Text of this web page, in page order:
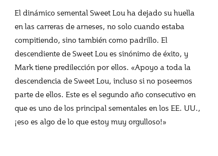
El dinámico semental Sweet Lou ha dejado su huella
en las carreras de arneses, no solo cuando estaba
compitiendo, sino también como padrillo. El
descendiente de Sweet Lou es sinónimo de éxito, y
Mark tiene predilección por ellos. «Apoyo a toda la
descendencia de Sweet Lou, incluso si no poseemos
parte de ellos. Este es el segundo año consecutivo en
que es uno de los principal sementales en los EE. UU.,
¡eso es algo de lo que estoy muy orgulloso!»